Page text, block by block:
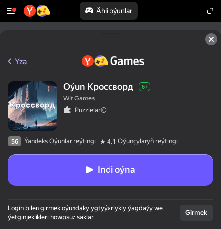
Ähli oýunlar
Yza
Oýun Кроссворд 6+
Wit Games
Puzzlelar©
56 Ýandeks Oýunlar reýtingi 4,1 Oýunçylaryň reýtingi
Indi oýna
Login bilen girmek oýundaky ygtyýarlykly ýagdaýy we
ýetginjeklikleri howpsuz saklar
Girmek